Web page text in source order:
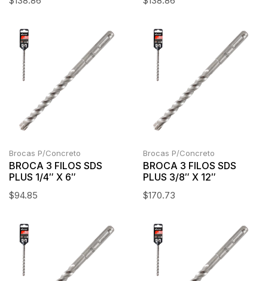
Brocas P/Concreto
BROCA 3 FILOS SDS
PLUS 1/4″ X 6″
$94.85
Brocas P/Concreto
BROCA 3 FILOS SDS
PLUS 3/8″ X 12″
$170.73